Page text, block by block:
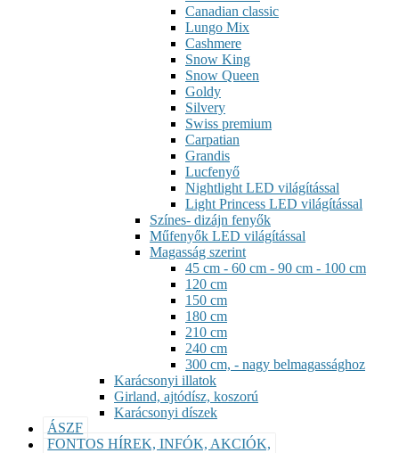
Canadian classic
Lungo Mix
Cashmere
Snow King
Snow Queen
Goldy
Silvery
Swiss premium
Carpatian
Grandis
Lucfenyő
Nightlight LED világítással
Light Princess LED világítással
Színes- dizájn fenyők
Műfenyők LED világítással
Magasság szerint
45 cm - 60 cm - 90 cm - 100 cm
120 cm
150 cm
180 cm
210 cm
240 cm
300 cm, - nagy belmagassághoz
Karácsonyi illatok
Girland, ajtódísz, koszorú
Karácsonyi díszek
ÁSZF
FONTOS HÍREK, INFÓK, AKCIÓK,